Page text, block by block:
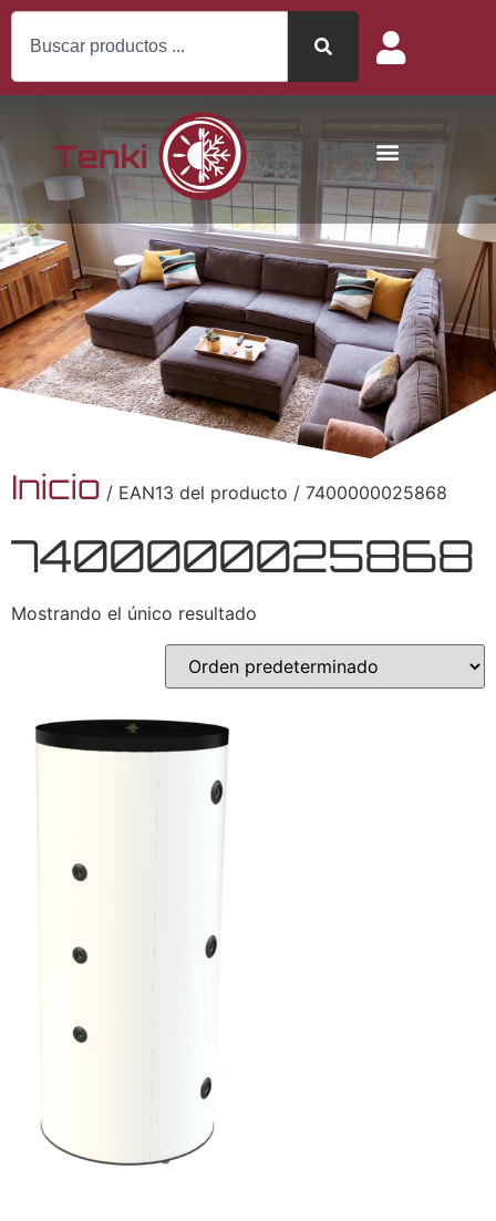
Inicio / EAN13 del producto / 7400000025868
7400000025868
Mostrando el único resultado